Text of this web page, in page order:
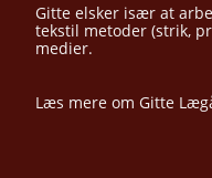
Gitte elsker især at
tekstil metoder (strik,
medier.
Læs mere om Gitte